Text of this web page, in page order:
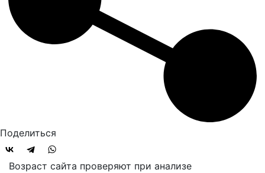
Поделиться
Возраст сайта проверяют при анализе